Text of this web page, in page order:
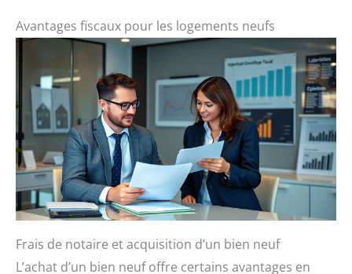
Avantages fiscaux pour les logements neufs
Frais de notaire et acquisition d’un bien neuf
L’achat d’un bien neuf offre certains avantages en